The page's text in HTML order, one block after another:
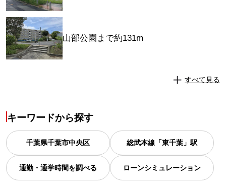
山部公園まで約131m
すべて見る
キーワードから探す
千葉県千葉市中央区 総武本線「東千葉」駅
通勤・通学時間を調べる ローンシミュレーション